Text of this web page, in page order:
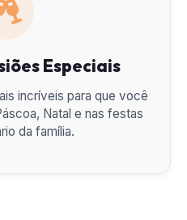
Especiais
incríveis para que você
Natal e nas festas
da família.